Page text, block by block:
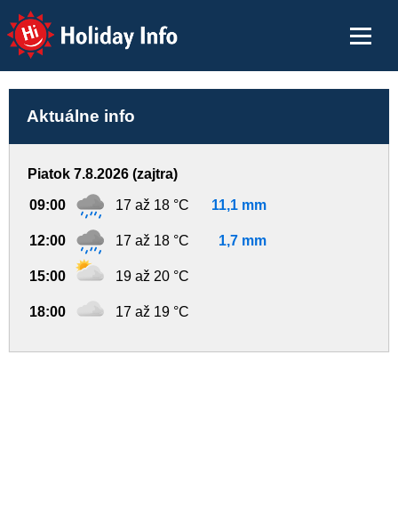
Holiday Info
Aktuálne info
Piatok 7.8.2026 (zajtra)
09:00 17 až 18 °C 11,1 mm
12:00 17 až 18 °C 1,7 mm
15:00 19 až 20 °C
18:00 17 až 19 °C